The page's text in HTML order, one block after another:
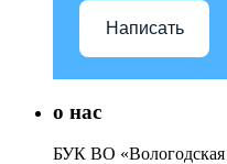
Написать
о нас
БУК ВО «Вологодская